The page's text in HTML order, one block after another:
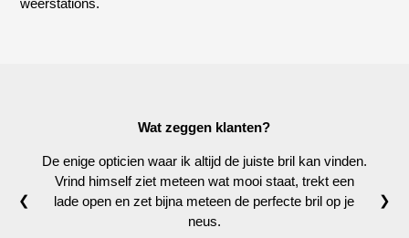
Wat zeggen klanten?
De enige opticien waar ik altijd de juiste bril kan vinden.
Vrind himself ziet meteen wat mooi staat, trekt een
lade open en zet bijna meteen de perfecte bril op je
neus.
❮ ❯
weerstations.